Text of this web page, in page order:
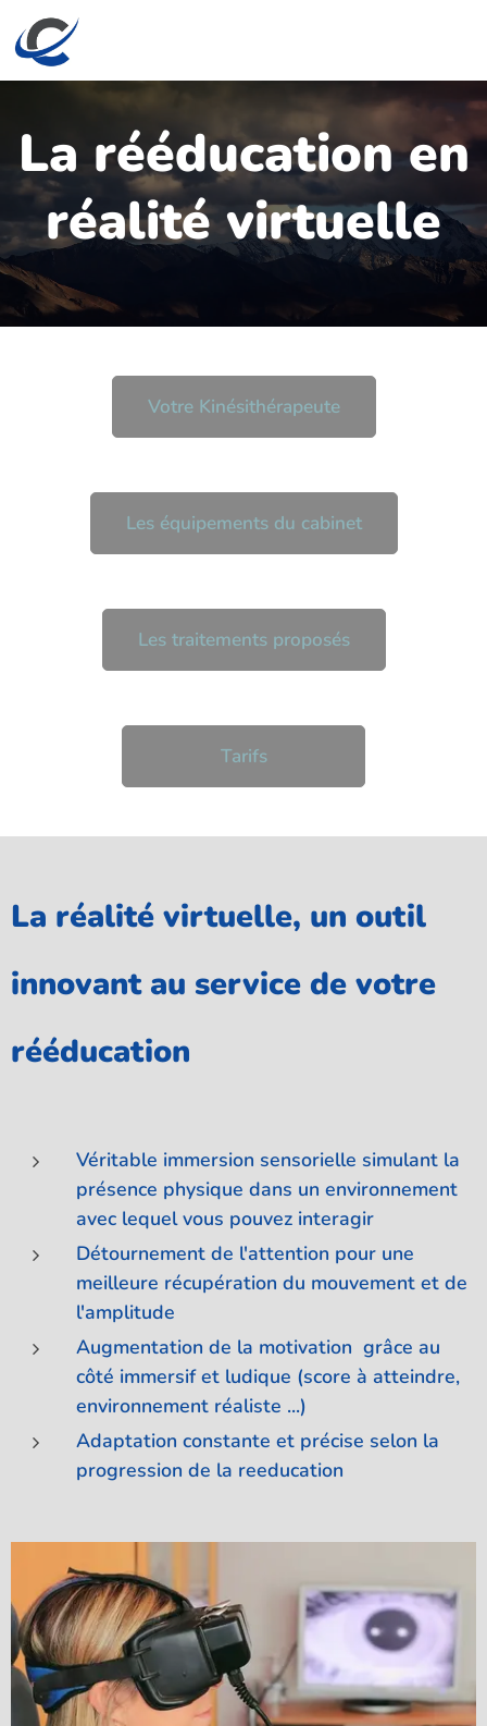
La rééducation en
réalité virtuelle
Votre Kinésithérapeute
Les équipements du cabinet
Les traitements proposés
Tarifs
La réalité virtuelle, un outil
innovant au service de votre
rééducation
Véritable immersion sensorielle simulant la
présence physique dans un environnement
avec lequel vous pouvez interagir
Détournement de l'attention pour une
meilleure récupération du mouvement et de
l'amplitude
Augmentation de la motivation grâce au
côté immersif et ludique (score à atteindre,
environnement réaliste ...)
Adaptation constante et précise selon la
progression de la reeducation